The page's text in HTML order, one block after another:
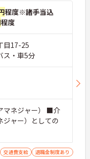
程度※諸手当込
程度
目17-25
ス・車5分
マネジャー） ■介
ジャー）としての
交通費支給 退職金制度あり